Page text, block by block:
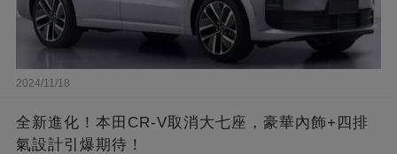
2024/11/18
全新進化！本田CR-V取消大七座，豪華內飾+四排
氣設計引爆期待！